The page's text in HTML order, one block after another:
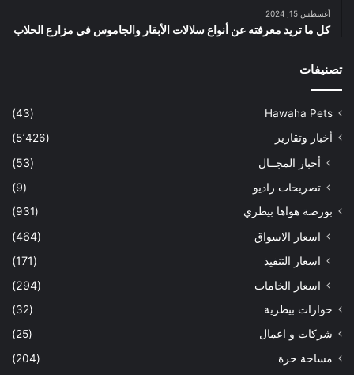
أغسطس 15, 2024
كل ما تريد معرفته عن أنواع سلالات الأبقار والجاموس في مزارع الحلاب
تصنيفات
Hawaha Pets
(43)
أخبار وتقارير
(5٬426)
أخبار المجــال
(53)
تصريحات راديو
(9)
بورصة هواها بيطري (931)
اسعار الاسواق
(464)
اسعار التنفيذ
(171)
اسعار الخامات
(294)
حوارات بيطرية
(32)
شركات و اعمال
(25)
مساحة حرة
(204)